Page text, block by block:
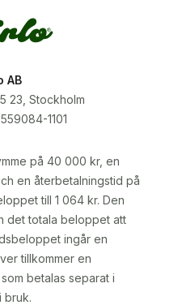
AB
23, Stockholm
1101
på 40 000 kr, en
en återbetalningstid på
till 1 064 kr. Den
det totala beloppet att
ingår en
tillkommer en
betalas separat i
bruk.